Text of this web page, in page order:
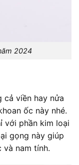
2024
cả viền hay nửa
ốc này nhé.
với phần kim loại
gọng này giúp
nam tính.